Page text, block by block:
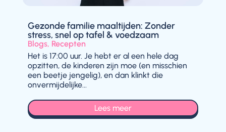
Gezonde familie maaltijden: Zonder
stress, snel op tafel & voedzaam
Blogs, Recepten
Het is 17:00 uur. Je hebt er al een hele dag
opzitten, de kinderen zijn moe (en misschien
een beetje jengelig), en dan klinkt die
onvermijdelijke...
Lees meer